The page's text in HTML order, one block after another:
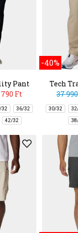
Pant
790 Ft
32 36/32
42/32
-40%
Tech
37
30/32